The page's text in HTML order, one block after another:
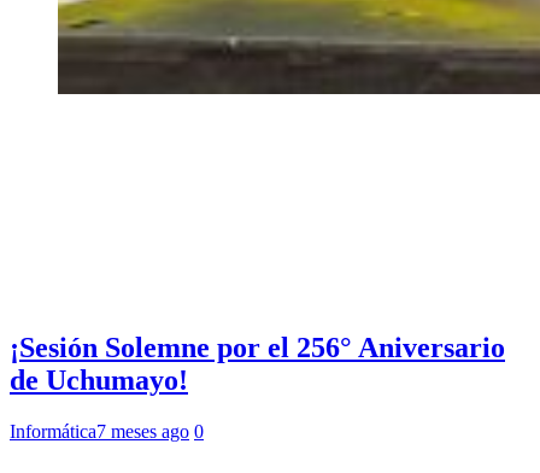
¡Sesión Solemne por el 256° Aniversario
de Uchumayo!
Informática7 meses ago 0